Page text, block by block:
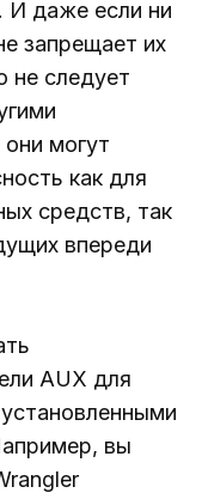
И даже если ни
запрещает их
не следует
могут
как для
средств, так
впереди
AUX для
вы